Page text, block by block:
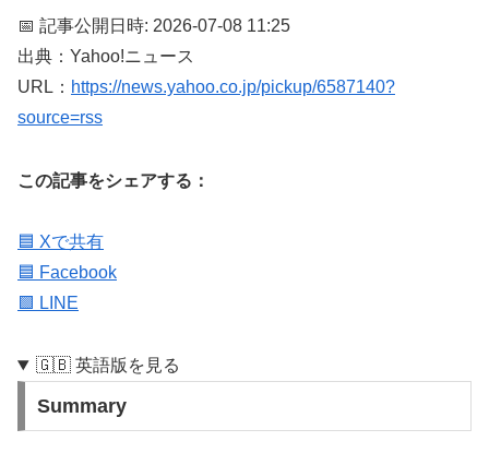
📅 記事公開日時: 2026-07-08 11:25
出典：Yahoo!ニュース
URL： https://news.yahoo.co.jp/pickup/6587140?
source=rss
この記事をシェアする：
🟦 Xで共有
🟦 Facebook
🟩 LINE
🇬🇧 英語版を見る
Summary